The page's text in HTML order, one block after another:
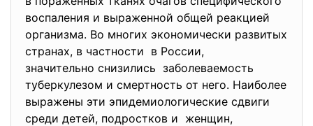
воспаления и выраженной общей реакцией
организма. Во многих экономически развитых
странах, в частности в России,
значительно снизились заболеваемость
туберкулезом и смертность от него. Наиболее
выражены эти эпидемиологические сдвиги
среди детей, подростков и женщин,